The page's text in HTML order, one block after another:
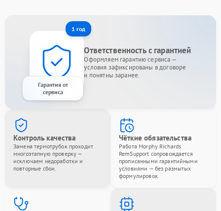
1 год
Гарантия от
сервиса
Ответственность с гарантией
Оформляем гарантию сервиса —
условия зафиксированы в договоре
и понятны заранее.
Контроль качества
Замена термотрубок проходит
многоэтапную проверку —
исключаем недоработки и
повторные сбои.
Чёткие обязательства
Работа Morphy Richards
RemSupport сопровождается
прописанными гарантийными
условиями — без размытых
формулировок.